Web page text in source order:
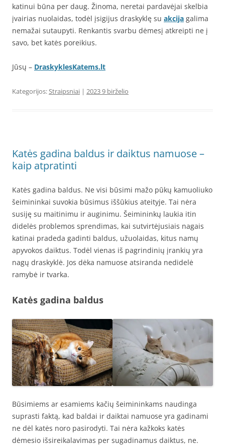
katinui būna per daug. Žinoma, neretai pardavėjai skelbia
įvairias nuolaidas, todėl įsigijus draskyklę su akcija galima
nemažai sutaupyti. Renkantis svarbu dėmesį atkreipti ne į
savo, bet katės poreikius.
Jūsų – DraskyklesKatems.lt
Kategorijos:Straipsniai | 2023 9 birželio
Katės gadina baldus ir daiktus namuose –
kaip atpratinti
Katės gadina baldus. Ne visi būsimi mažo pūkų kamuoliuko
šeimininkai suvokia būsimus iššūkius ateityje. Tai nėra
susiję su maitinimu ir auginimu. Šeimininkų laukia itin
didelės problemos sprendimas, kai sutvirtėjusiais nagais
katinai pradeda gadinti baldus, užuolaidas, kitus namų
apyvokos daiktus. Todėl vienas iš pagrindinių įrankių yra
nagų draskyklė. Jos dėka namuose atsiranda nedidelė
ramybė ir tvarka.
Katės gadina baldus
Būsimiems ar esamiems kačių šeimininkams naudinga
suprasti faktą, kad baldai ir daiktai namuose yra gadinami
ne dėl katės noro pasirodyti. Tai nėra kažkoks katės
dėmesio išsireikalavimas per sugadinamus daiktus, ne.